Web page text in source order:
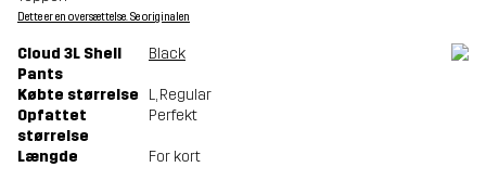
Dette er en oversættelse. Se originalen
Cloud 3L Shell
Pants
Black
Købte størrelse L, Regular
Opfattet
størrelse
Perfekt
Længde For kort